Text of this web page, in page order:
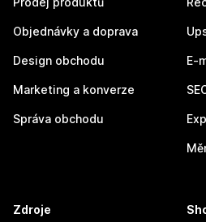
Objednávky a doprava
Design obchodu
Marketing a konverze
Správa obchodu
E-
Zdroje